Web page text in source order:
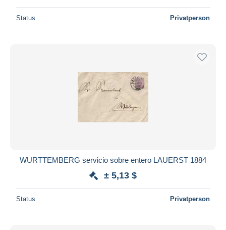
Status Privatperson
WURTTEMBERG servicio sobre entero LAUERST 1884
± 5,13 $
Status Privatperson